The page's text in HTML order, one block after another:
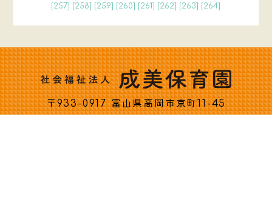
[257] [258] [259] [260] [261] [262] [263] [264]
〒933-0917 富山県高岡市京町11-45